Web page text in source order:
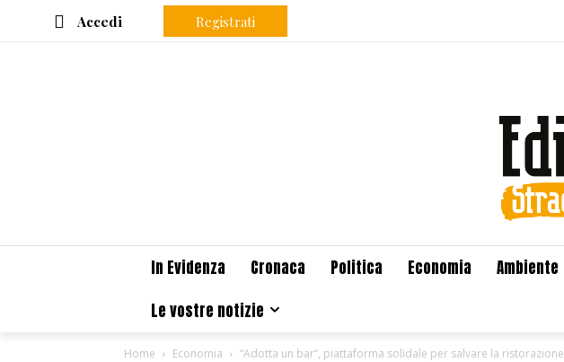
Accedi Registrati
In Evidenza Cronaca Politica Economia Ambiente
Le vostre notizie
Home Economia “Adotta un bar”, piattaforma solidale per salvare la ristorazione